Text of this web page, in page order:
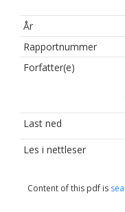
År
Rapportnummer
Forfatter(e)
Last ned
Les i nettleser
Content of this pdf is